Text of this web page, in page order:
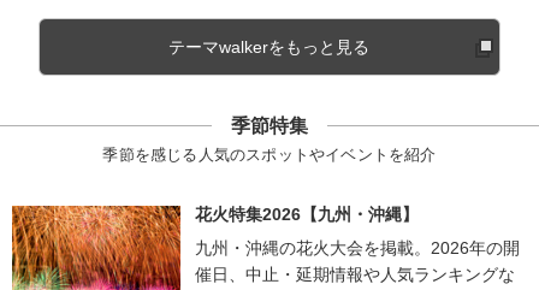
テーマwalkerをもっと見る
季節特集
季節を感じる人気のスポットやイベントを紹介
花火特集2026【九州・沖縄】
九州・沖縄の花火大会を掲載。2026年の開
催日、中止・延期情報や人気ランキングな